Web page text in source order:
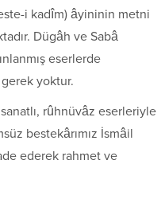
i kadîm) âyininin metni
Dügâh ve Sabâ
eserlerde
yoktur.
rûhnüvâz eserleriyle
bestekârımız İsmâil
ederek rahmet ve